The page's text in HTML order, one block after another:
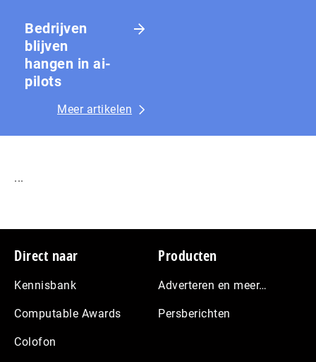
Bedrijven
blijven
hangen in ai-
pilots
Meer artikelen
...
Footer
Direct naar
Kennisbank
Computable Awards
Colofon
Producten
Adverteren en meer…
Persberichten